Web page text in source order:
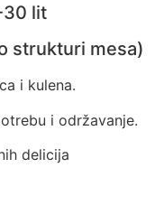
30 lit
strukturi mesa)
i kulena.
i održavanje.
delicija